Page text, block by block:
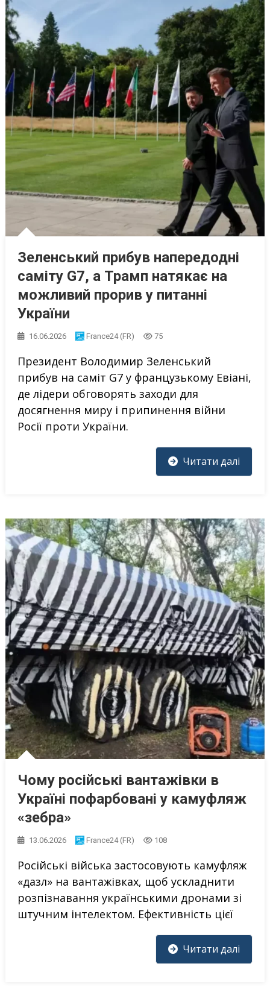
Зеленський прибув напередодні
саміту G7, а Трамп натякає на
можливий прорив у питанні
України
16.06.2026 France24 (FR) 75
Президент Володимир Зеленський
прибув на саміт G7 у французькому Евіані,
де лідери обговорять заходи для
досягнення миру і припинення війни
Росії проти України.
Читати далі
Чому російські вантажівки в
Україні пофарбовані у камуфляж
«зебра»
13.06.2026 France24 (FR) 108
Російські війська застосовують камуфляж
«дазл» на вантажівках, щоб ускладнити
розпізнавання українськими дронами зі
штучним інтелектом. Ефективність цієї
Читати далі